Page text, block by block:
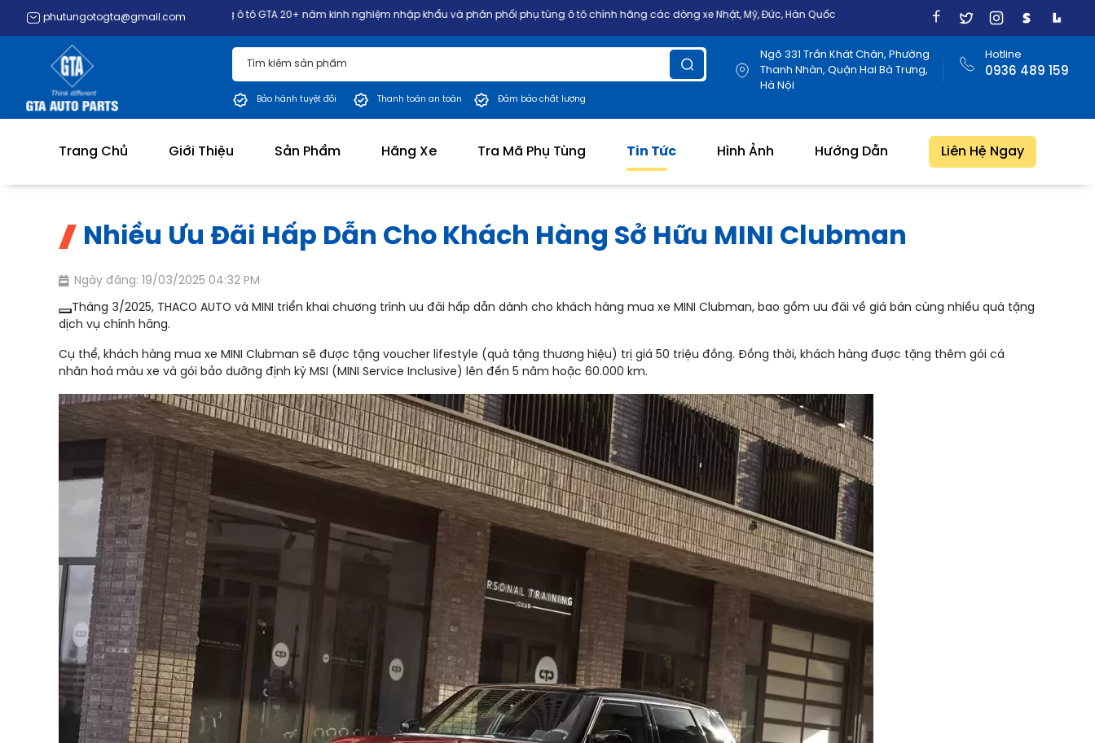
phutungotogta@gmail.com
Phụ tùng ô tô GTA 20+ năm kinh nghiệm nhập khẩu và phân phối phụ tùng ô tô chính hãng các dòng xe Nhật, Mỹ, Đức, Hàn Quốc
Bảo hành tuyệt đối Thanh toán an toàn Đảm bảo chất lượng
Ngõ 331 Trần Khát Chân, Phường
Thanh Nhàn, Quận Hai Bà Trưng,
Hà Nội
Hotline
0936 489 159
Trang Chủ Giới Thiệu Sản Phẩm Hãng Xe Tra Mã Phụ Tùng Tin Tức Hình Ảnh Hướng Dẫn Liên Hệ Ngay
Nhiều Ưu Đãi Hấp Dẫn Cho Khách Hàng Sở Hữu MINI Clubman
Ngày đăng: 19/03/2025 04:32 PM
Tháng 3/2025, THACO AUTO và MINI triển khai chương trình ưu đãi hấp dẫn dành cho khách hàng mua xe MINI Clubman, bao gồm ưu đãi về giá bán cùng nhiều quà tặng
dịch vụ chính hãng.
Cụ thể, khách hàng mua xe MINI Clubman sẽ được tặng voucher lifestyle (quà tặng thương hiệu) trị giá 50 triệu đồng. Đồng thời, khách hàng được tặng thêm gói cá
nhân hoá màu xe và gói bảo dưỡng định kỳ MSI (MINI Service Inclusive) lên đến 5 năm hoặc 60.000 km.